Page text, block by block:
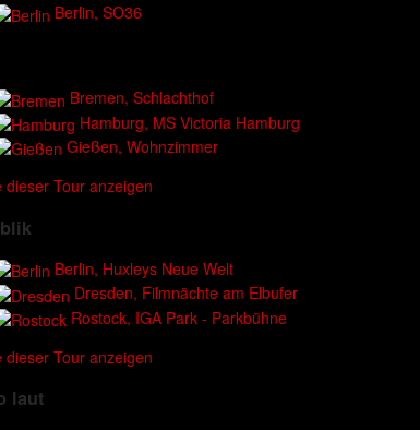
Berlin, SO36
Bremen, Schlachthof
Hamburg, MS Victoria Hamburg
Gießen, Wohnzimmer
dieser Tour anzeigen
Berlin, Huxleys Neue Welt
Dresden, Filmnächte am Elbufer
Rostock, IGA Park - Parkbühne
dieser Tour anzeigen
laut